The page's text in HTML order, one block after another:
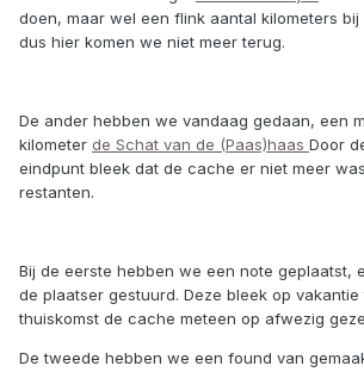
doen, maar wel een flink aantal kilometers
dus hier komen we niet meer terug.
De ander hebben we vandaag gedaan, een
kilometer de Schat van de (Paas)haas Door
eindpunt bleek dat de cache er niet meer
restanten.
Bij de eerste hebben we een note geplaatst,
de plaatser gestuurd. Deze bleek op
thuiskomst de cache meteen op afwezig
De tweede hebben we een found van